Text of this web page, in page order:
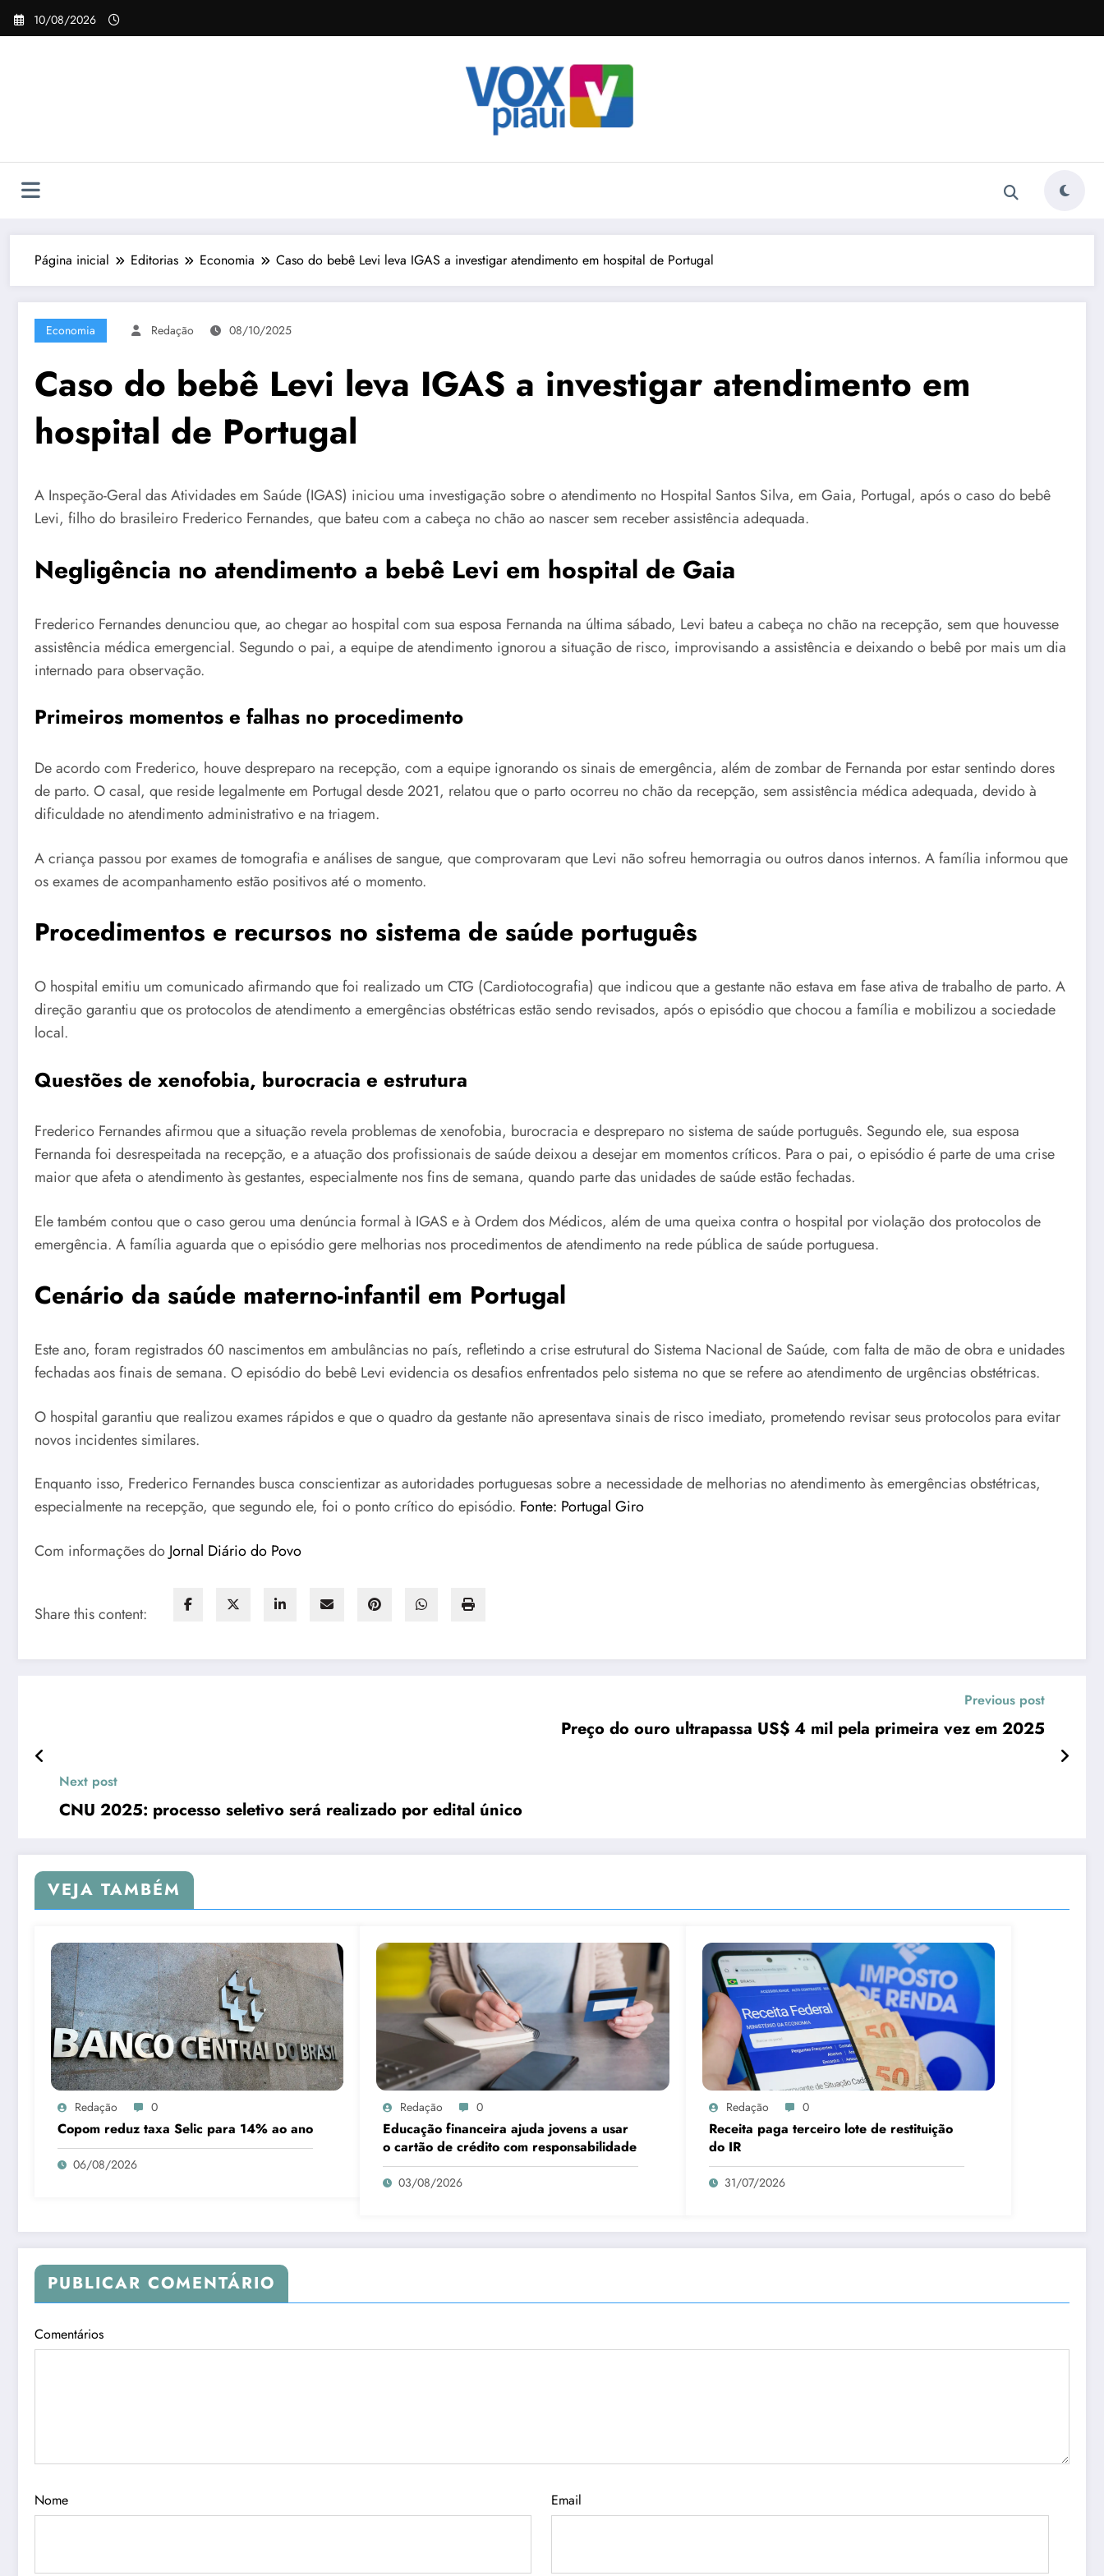
Pular
para
10/08/2026
Página inicial Editorias Economia Caso do bebê Levi leva IGAS a investigar atendimento em hospital de Portugal
Economia Redação 08/10/2025
Caso do bebê Levi leva IGAS a investigar atendimento em
hospital de Portugal
A Inspeção-Geral das Atividades em Saúde (IGAS) iniciou uma investigação sobre o atendimento no Hospital Santos Silva, em Gaia, Portugal, após o caso do bebê
Levi, filho do brasileiro Frederico Fernandes, que bateu com a cabeça no chão ao nascer sem receber assistência adequada.
Negligência no atendimento a bebê Levi em hospital de Gaia
Frederico Fernandes denunciou que, ao chegar ao hospital com sua esposa Fernanda na última sábado, Levi bateu a cabeça no chão na recepção, sem que houvesse
assistência médica emergencial. Segundo o pai, a equipe de atendimento ignorou a situação de risco, improvisando a assistência e deixando o bebê por mais um dia
internado para observação.
Primeiros momentos e falhas no procedimento
De acordo com Frederico, houve despreparo na recepção, com a equipe ignorando os sinais de emergência, além de zombar de Fernanda por estar sentindo dores
de parto. O casal, que reside legalmente em Portugal desde 2021, relatou que o parto ocorreu no chão da recepção, sem assistência médica adequada, devido à
dificuldade no atendimento administrativo e na triagem.
A criança passou por exames de tomografia e análises de sangue, que comprovaram que Levi não sofreu hemorragia ou outros danos internos. A família informou que
os exames de acompanhamento estão positivos até o momento.
Procedimentos e recursos no sistema de saúde português
O hospital emitiu um comunicado afirmando que foi realizado um CTG (Cardiotocografia) que indicou que a gestante não estava em fase ativa de trabalho de parto. A
direção garantiu que os protocolos de atendimento a emergências obstétricas estão sendo revisados, após o episódio que chocou a família e mobilizou a sociedade
local.
Questões de xenofobia, burocracia e estrutura
Frederico Fernandes afirmou que a situação revela problemas de xenofobia, burocracia e despreparo no sistema de saúde português. Segundo ele, sua esposa
Fernanda foi desrespeitada na recepção, e a atuação dos profissionais de saúde deixou a desejar em momentos críticos. Para o pai, o episódio é parte de uma crise
maior que afeta o atendimento às gestantes, especialmente nos fins de semana, quando parte das unidades de saúde estão fechadas.
Ele também contou que o caso gerou uma denúncia formal à IGAS e à Ordem dos Médicos, além de uma queixa contra o hospital por violação dos protocolos de
emergência. A família aguarda que o episódio gere melhorias nos procedimentos de atendimento na rede pública de saúde portuguesa.
Cenário da saúde materno-infantil em Portugal
Este ano, foram registrados 60 nascimentos em ambulâncias no país, refletindo a crise estrutural do Sistema Nacional de Saúde, com falta de mão de obra e unidades
fechadas aos finais de semana. O episódio do bebê Levi evidencia os desafios enfrentados pelo sistema no que se refere ao atendimento de urgências obstétricas.
O hospital garantiu que realizou exames rápidos e que o quadro da gestante não apresentava sinais de risco imediato, prometendo revisar seus protocolos para evitar
novos incidentes similares.
Enquanto isso, Frederico Fernandes busca conscientizar as autoridades portuguesas sobre a necessidade de melhorias no atendimento às emergências obstétricas,
especialmente na recepção, que segundo ele, foi o ponto crítico do episódio. Fonte: Portugal Giro
Com informações do Jornal Diário do Povo
Share this content:
Previous post
Preço do ouro ultrapassa US$ 4 mil pela primeira vez em 2025
Next post
CNU 2025: processo seletivo será realizado por edital único
VEJA TAMBÉM
Redação 0
Copom reduz taxa Selic para 14% ao ano
06/08/2026
Redação 0
Educação financeira ajuda jovens a usar
o cartão de crédito com responsabilidade
03/08/2026
Redação 0
Receita paga terceiro lote de restituição
do IR
31/07/2026
PUBLICAR COMENTÁRIO
Comentários
Nome Email